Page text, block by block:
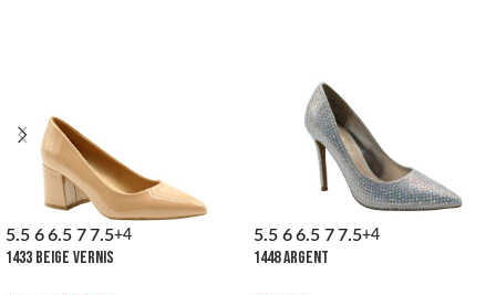
5.5 6 6.5 7 7.5+4
1433 BEIGE VERNIS
5.5 6 6.5 7 7.5+4
1448 ARGENT